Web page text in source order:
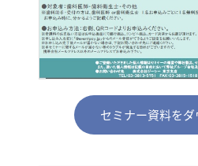
セミナー資料を